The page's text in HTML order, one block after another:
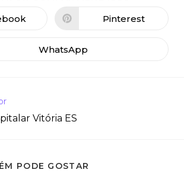
Pinterest
WhatsApp
Vitória ES
PODE GOSTAR